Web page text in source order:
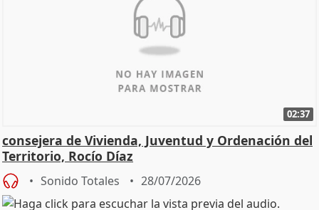
02:37
consejera de Vivienda, Juventud y Ordenación del
Territorio, Rocío Díaz
Sonido Totales 28/07/2026